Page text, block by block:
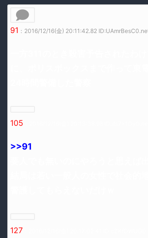
91 ：2016/12/16(金) 20:11:42.82
105
>>91
127